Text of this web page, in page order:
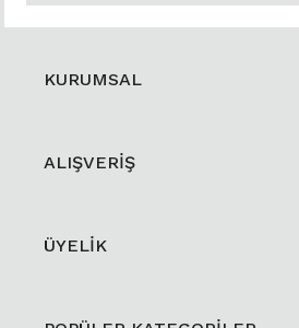
KURUMSAL
ALIŞVERİŞ
ÜYELİK